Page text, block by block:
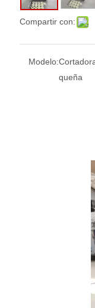
Compartir con:
Modelo:
queña